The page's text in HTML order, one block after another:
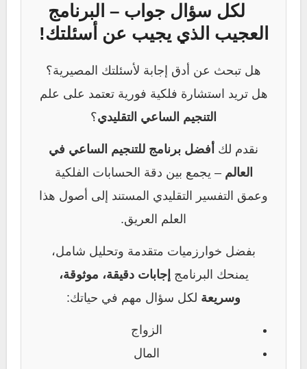
لكل سؤال جواب – البرنامج
العجيب الذي يجيب عن أسئلتك!
هل تبحث عن أدق إجابة لأسئلتك المصيرية؟
هل تريد استشارة فلكية فورية تعتمد على علم
التنجيم الساعي التقليدي؟
نقدم لك أفضل برنامج للتنجيم الساعي في
العالم – يجمع بين دقة الحسابات الفلكية
وعمق التفسير التقليدي المستند إلى أصول هذا
العلم العريق.
بفضل خوارزميات متقدمة وتحليل شامل،
يمنحك البرنامج إجابات دقيقة، موثوقة،
وسريعة لكل سؤال مهم في حياتك:
الزواج
المال